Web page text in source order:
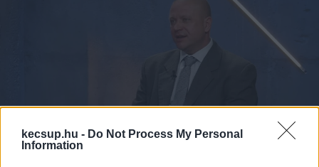
kecsup.hu - Do Not Process My Personal
Information